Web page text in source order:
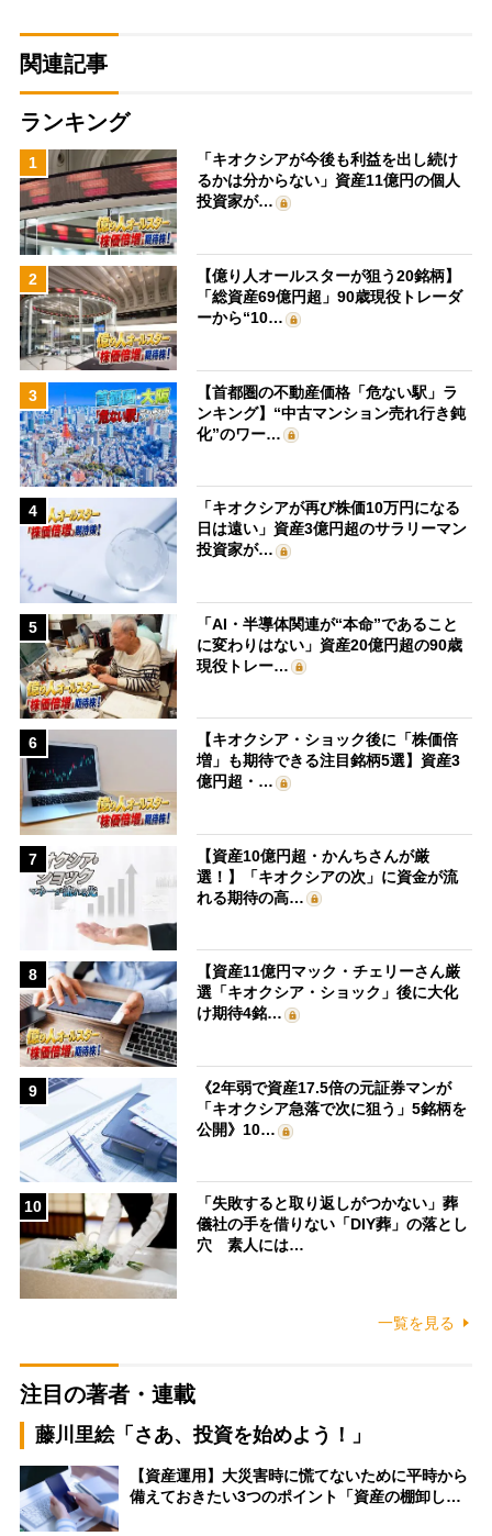
関連記事
ランキング
1
「キオクシアが今後も利益を出し続け
るかは分からない」資産11億円の個人
投資家が…
2
【億り人オールスターが狙う20銘柄】
「総資産69億円超」90歳現役トレーダ
ーから“10…
3
【首都圏の不動産価格「危ない駅」ラ
ンキング】“中古マンション売れ行き鈍
化”のワー…
4
「キオクシアが再び株価10万円になる
日は遠い」資産3億円超のサラリーマン
投資家が…
5
「AI・半導体関連が“本命”であること
に変わりはない」資産20億円超の90歳
現役トレー…
6
【キオクシア・ショック後に「株価倍
増」も期待できる注目銘柄5選】資産3
億円超・…
7
【資産10億円超・かんちさんが厳
選！】「キオクシアの次」に資金が流
れる期待の高…
8
【資産11億円マック・チェリーさん厳
選「キオクシア・ショック」後に大化
け期待4銘…
9
《2年弱で資産17.5倍の元証券マンが
「キオクシア急落で次に狙う」5銘柄を
公開》10…
10
「失敗すると取り返しがつかない」葬
儀社の手を借りない「DIY葬」の落とし
穴 素人には…
一覧を見る
注目の著者・連載
藤川里絵「さあ、投資を始めよう！」
【資産運用】大災害時に慌てないために平時から
備えておきたい3つのポイント「資産の棚卸し…